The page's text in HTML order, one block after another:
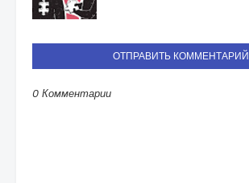
ОТПРАВИТЬ КОММЕНТАРИЙ
0 Комментарии